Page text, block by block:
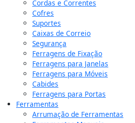
Cordas e Correntes
Cofres
Suportes
Caixas de Correio
Segurança
Ferragens de Fixação
Ferragens para Janelas
Ferragens para Móveis
Cabides
Ferragens para Portas
Ferramentas
Arrumação de Ferramentas